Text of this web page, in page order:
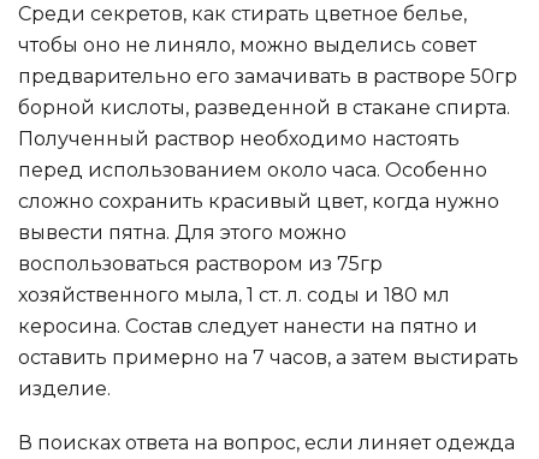
Среди секретов, как стирать цветное белье,
чтобы оно не линяло, можно выделись совет
предварительно его замачивать в растворе 50гр
борной кислоты, разведенной в стакане спирта.
Полученный раствор необходимо настоять
перед использованием около часа. Особенно
сложно сохранить красивый цвет, когда нужно
вывести пятна. Для этого можно
воспользоваться раствором из 75гр
хозяйственного мыла, 1 ст. л. соды и 180 мл
керосина. Состав следует нанести на пятно и
оставить примерно на 7 часов, а затем выстирать
изделие.
В поисках ответа на вопрос, если линяет одежда